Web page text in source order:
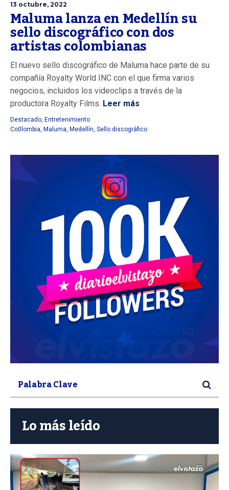
13 octubre, 2022
Maluma lanza en Medellín su
sello discográfico con dos
artistas colombianas
El nuevo sello discográfico de Maluma hace parte de su
compañía Royalty World INC con el que firma varios
negocios, incluidos los videoclips a través de la
productora Royalty Films. Leer más
Destacado, Entretenimiento
Co0lombia, Maluma, Medellín, Sello discográfico
Lo más leído